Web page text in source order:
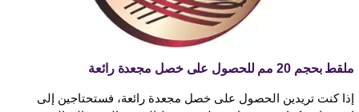
ملقط بحجم 20 مم للحصول على خصل مجعدة رائعة
إذا كنت تريدين الحصول على خصل مجعدة رائعة، فستحتاجين إلى